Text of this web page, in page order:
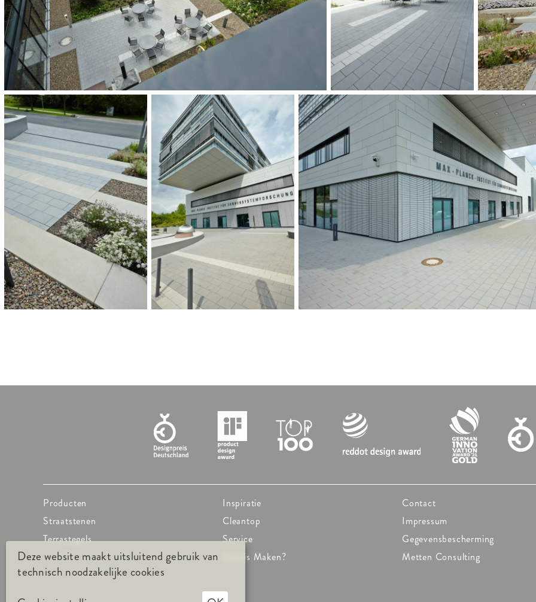
LA Wette + Künecke, Göttingen
OPDRACHTGEVER:
Max-Planck-Institut, Göttingen
OPLEVERING:
2014
CATEGORIE:
Universiteit
Producten
Straatstenen
Terrastegels
Inspiratie
Cleantop
Service
Kennis Maken?
Contact
Impressum
Gegevensbescherming
Metten Consulting
Deze website maakt uitsluitend gebruik van
technisch noodzakelijke cookies